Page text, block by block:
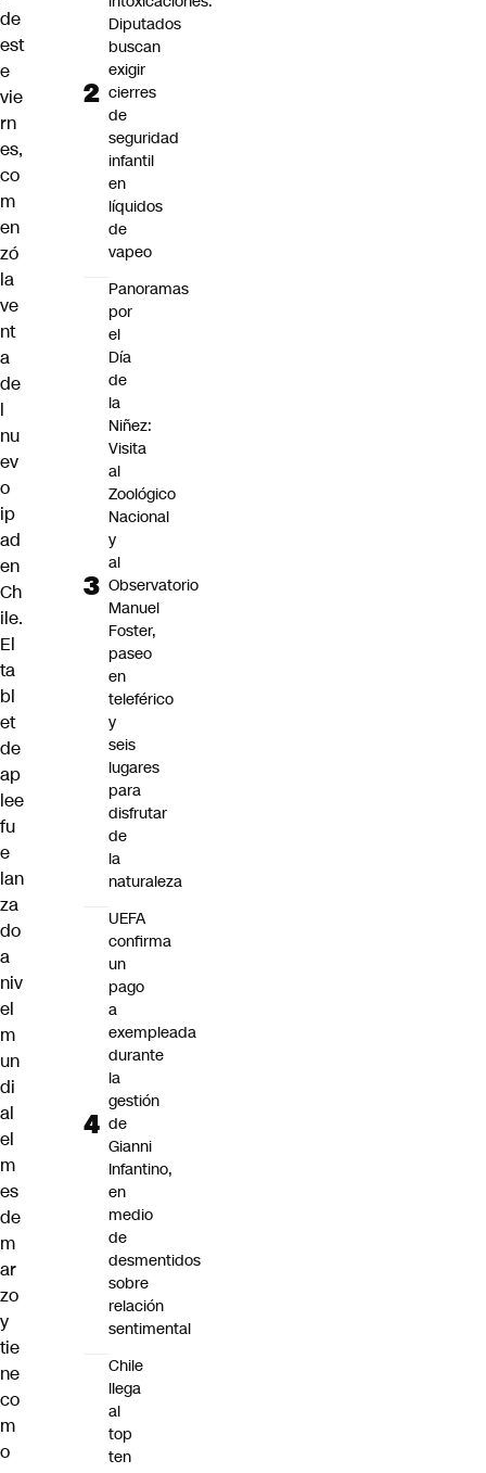
de
est
e
vie
rn
es,
co
m
en
zó
la
ve
nt
a
de
l
nu
ev
o
ip
ad
en
Ch
ile.
El
ta
bl
et
de
ap
lee
fu
e
lan
za
do
a
niv
el
m
un
di
al
el
m
es
de
m
ar
zo
y
tie
ne
co
m
o
Diputados
buscan
exigir
cierres
de
seguridad
infantil
en
líquidos
de
vapeo
Panoramas
por
el
Día
de
la
Niñez:
Visita
al
Zoológico
Nacional
y
al
Observatorio
Manuel
Foster,
paseo
en
teleférico
y
seis
lugares
para
disfrutar
de
la
naturaleza
UEFA
confirma
un
pago
a
exempleada
durante
la
gestión
de
Gianni
Infantino,
en
medio
de
desmentidos
sobre
relación
sentimental
Chile
llega
al
top
ten